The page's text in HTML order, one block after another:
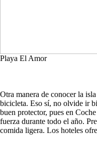
Playa El Amor
Otra manera de conocer la
bicicleta. Eso sí, no olvide ir
buen protector, pues en
fuerza durante todo el año.
comida ligera. Los hoteles